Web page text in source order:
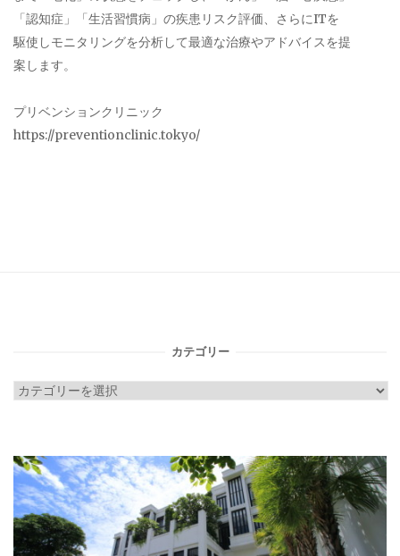
「認知症」「生活習慣病」の疾患リスク評価、さらにITを
駆使しモニタリングを分析して最適な治療やアドバイスを提
案します。
プリベンションクリニック
https://preventionclinic.tokyo/
カテゴリー
カ
リ
ー